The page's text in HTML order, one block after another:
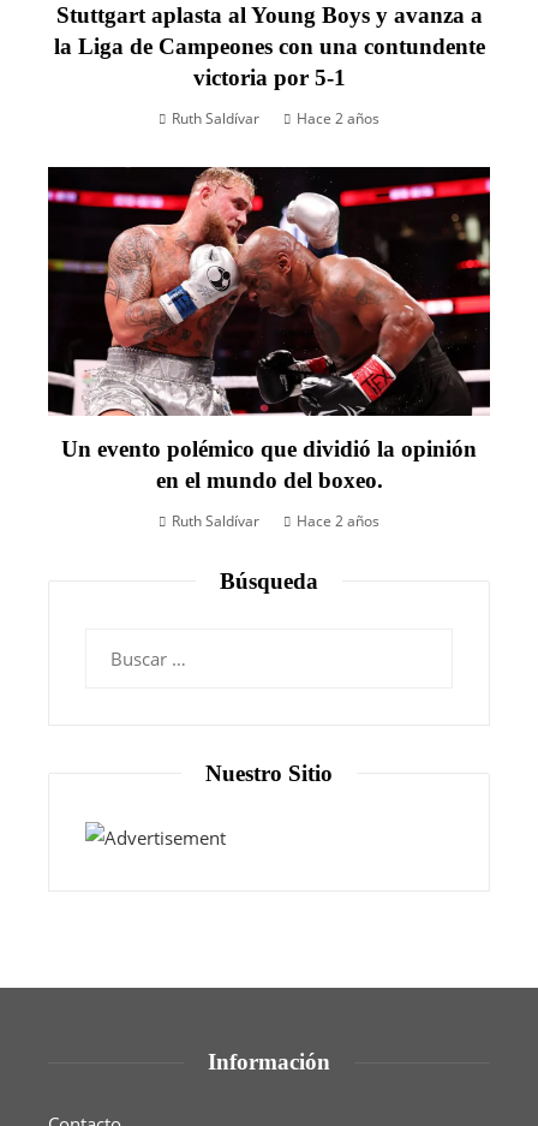
Stuttgart aplasta al Young Boys y avanza a
la Liga de Campeones con una contundente
victoria por 5-1
Ruth Saldívar Hace 2 años
Un evento polémico que dividió la opinión
en el mundo del boxeo.
Ruth Saldívar Hace 2 años
Búsqueda
Nuestro Sitio
Información